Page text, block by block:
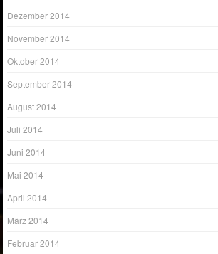
Dezember 2014
November 2014
Oktober 2014
September 2014
August 2014
Juli 2014
Juni 2014
Mai 2014
April 2014
März 2014
Februar 2014